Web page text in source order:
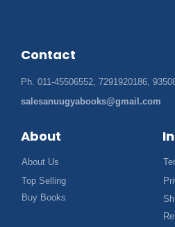
Contact
Ph. 011-45506552, 7291920186,
salesanuugyabooks@gmail.com
About
About Us
Top Selling
Buy Books